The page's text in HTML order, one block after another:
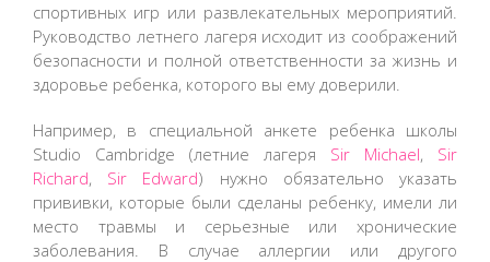
спортивных игр или развлекательных мероприятий.
Руководство летнего лагеря исходит из соображений
безопасности и полной ответственности за жизнь и
здоровье ребенка, которого вы ему доверили.
Например, в специальной анкете ребенка школы
Studio Cambridge (летние лагеря Sir Michael, Sir
Richard, Sir Edward) нужно обязательно указать
прививки, которые были сделаны ребенку, имели ли
место травмы и серьезные или хронические
заболевания. В случае аллергии или другого